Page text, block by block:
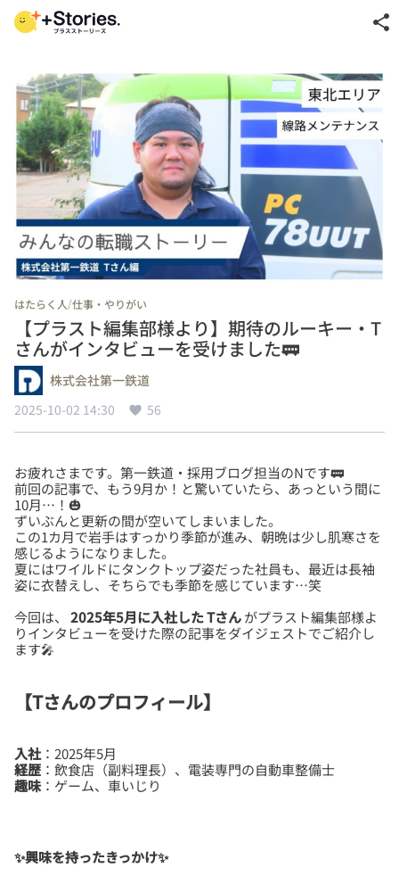
share
はたらく人/仕事・やりがい
【プラスト編集部様より】期待のルーキー・T
さんがインタビューを受けました🚃
株式会社第一鉄道
2025-10-02 14:30
56
お疲れさまです。第一鉄道・採用ブログ担当のNです🚃
前回の記事で、もう9月か！と驚いていたら、あっという間に
10月…！🎃
ずいぶんと更新の間が空いてしまいました。
この1カ月で岩手はすっかり季節が進み、朝晩は少し肌寒さを
感じるようになりました。
夏にはワイルドにタンクトップ姿だった社員も、最近は長袖
今回は、 2025年5月に入社した Tさんがプラスト編集部様よ
りインタビューを受けた際の記事をダイジェストでご紹介し
【Tさんのプロフィール】
入社
経歴
趣味 ：ゲーム、車いじり
✨興味を持ったきっかけ✨